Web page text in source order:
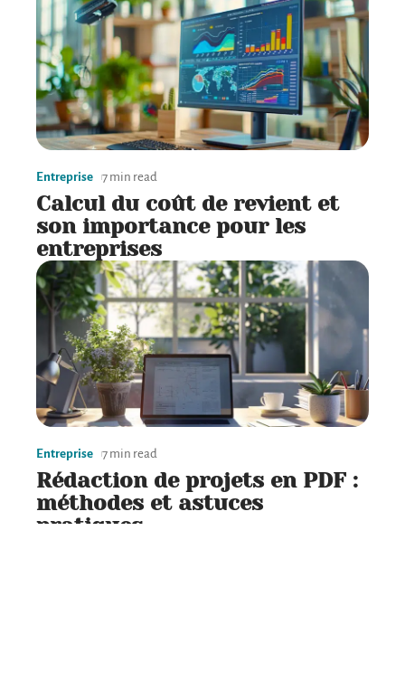
Entreprise 7 min read
Calcul du coût de revient et
son importance pour les
entreprises
Entreprise 7 min read
Rédaction de projets en PDF :
méthodes et astuces
pratiques